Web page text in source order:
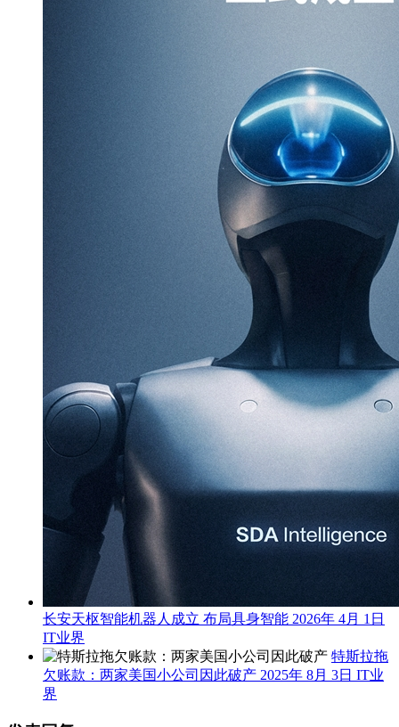
长安天枢智能机器人成立 布局具身智能 2026年 4月 1日
IT业界
特斯拉拖
欠账款：两家美国小公司因此破产 2025年 8月 3日 IT业
界